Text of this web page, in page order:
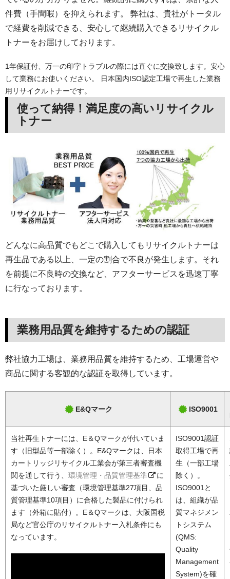
件費（手間暇）を抑えられます。 弊社は、貴社がトータル
で経費を削減できる、安心して継続購入できるリサイクル
トナーをお届けしております。
1年保証付、万一の印字トラブルの際には直ぐに交換致します。安心
して業務にお使いください。 日本国内ISO認定工場で再生した業務
用リサイクルトナーです。
使って納得！満足度の高いリサイクル
トナー
どんなに高品質でもどこで購入してもリサイクルトナーは
再生品である以上、一定の割合で不良が発生します。それ
を前提に不良時の交換など、アフターサービスを迅速丁寧
に行なっております。
業務用品質を維持するための認証
弊社協力工場は、業務用品質を維持するため、工場運営や
商品に関する客観的な認証を取得しています。
E&Qマーク ISO9001
当社再生トナーには、E＆Qマークが付いていま
す（旧型品等一部除く）。E&Qマークは、日本
カートリッジリサイクル工業会が第三者審査機
関を通して行う、 環境管理・品質管理基準
に
基づいた厳しい審査（環境管理基準27項目、品
質管理基準10項目）に合格した製品に付けられ
ます（外箱に貼付）。E＆Qマークは、大阪国税
局など官公庁のリサイクルトナー入札条件にも
なっています。
ISO9001認証
取得工場で再
生（一部工場
除く）。
ISO9001と
は、組織が品
質マネジメン
トシステム
(QMS:
Quality
Management
System)を確